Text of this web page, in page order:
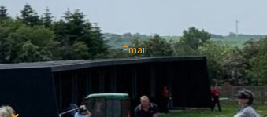
Email